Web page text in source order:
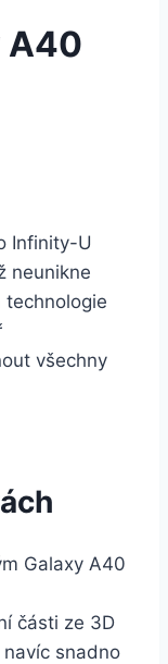
A40
Infinity-U
neunikne
technologie
všechny
Galaxy A40
části ze 3D
snadno